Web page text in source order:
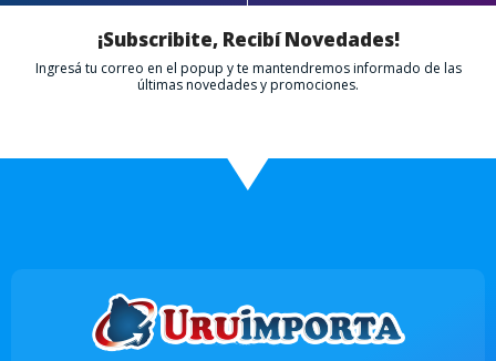
¡Subscribite, Recibí Novedades!
Ingresá tu correo en el popup y te mantendremos informado de las
últimas novedades y promociones.